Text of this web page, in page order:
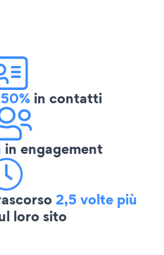
in contatti
in engagement
2,5 volte più
loro sito